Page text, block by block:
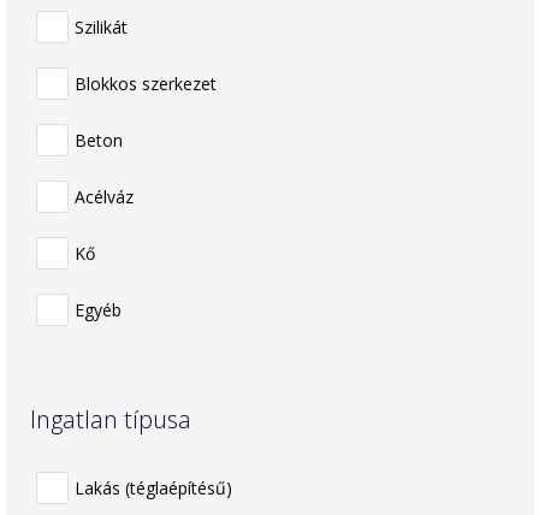
Szilikát
Blokkos szerkezet
Beton
Acélváz
Kő
Egyéb
Ingatlan típusa
Lakás (téglaépítésű)